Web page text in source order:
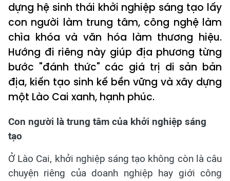
dựng hệ sinh thái khởi nghiệp sáng tạo lấy
con người làm trung tâm, công nghệ làm
chìa khóa và văn hóa làm thương hiệu.
Hướng đi riêng này giúp địa phương từng
bước "đánh thức" các giá trị di sản bản
địa, kiến tạo sinh kế bền vững và xây dựng
một Lào Cai xanh, hạnh phúc.
Con người là trung tâm của khởi nghiệp sáng
tạo
Ở Lào Cai, khởi nghiệp sáng tạo không còn là câu
chuyện riêng của doanh nghiệp hay giới công